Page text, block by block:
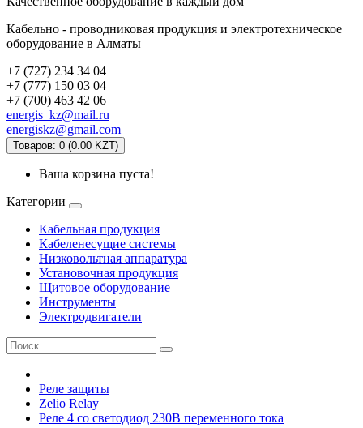
Кабельно - проводниковая продукция и электротехническое
оборудование в Алматы
+7 (727) 234 34 04
+7 (777) 150 03 04
+7 (700) 463 42 06
energis_kz@mail.ru
energiskz@gmail.com
Товаров: 0 (0.00 KZT)
Ваша корзина пуста!
Категории
Кабельная продукция
Кабеленесущие системы
Низковольтная аппаратура
Установочная продукция
Щитовое оборудование
Инструменты
Электродвигатели
Реле защиты
Zelio Relay
Реле 4 co светодиод 230В переменного тока